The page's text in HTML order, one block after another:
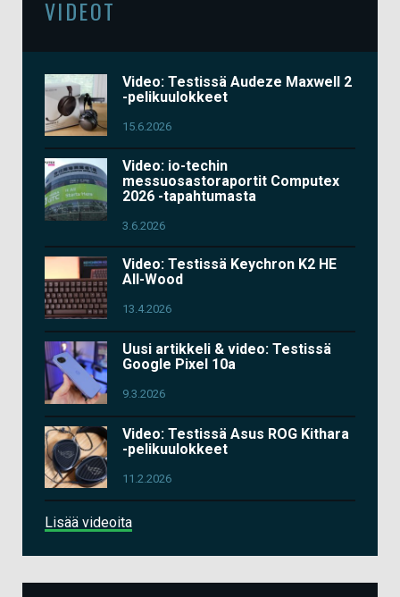
VIDEOT
Video: Testissä Audeze Maxwell 2
-pelikuulokkeet
15.6.2026
Video: io-techin
messuosastoraportit Computex
2026 -tapahtumasta
3.6.2026
Video: Testissä Keychron K2 HE
All-Wood
13.4.2026
Uusi artikkeli & video: Testissä
Google Pixel 10a
9.3.2026
Video: Testissä Asus ROG Kithara
-pelikuulokkeet
11.2.2026
Lisää videoita